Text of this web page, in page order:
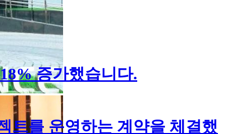
증가했습니다.
트를 운영하는 계약을 체결했